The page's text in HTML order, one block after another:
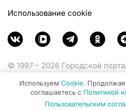
Использование cookie
© 1997 – 2026 Городской
Министерства цифрового
коммуникаций Российской
Используем Cookie. Продолжая
соглашаетесь с Политикой
Пользовательским